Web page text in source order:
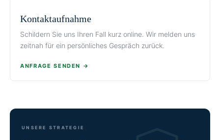
Kontaktaufnahme
Schildern Sie uns Ihren Fall kurz online. Wir melden uns
zeitnah für ein persönliches Gespräch zurück.
ANFRAGE SENDEN →
UNSERE STRATEGIE